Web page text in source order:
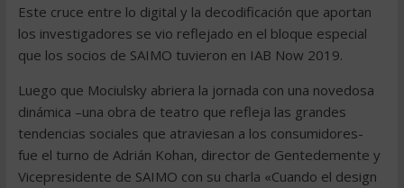
Este cruce entre lo digital y la decodificación que aportan
los investigadores se vio reflejado en el bloque especial
que los socios de SAIMO tuvieron en IAB Now 2019.
Luego que Mociulsky abriera la jornada con una novedosa
dinámica –una obra de teatro que refleja las grandes
tendencias sociales que atraviesan a los consumidores-
fue el turno de Adrián Kohan, director de Gentedemente y
Vicepresidente de SAIMO con su charla «Cuando el design